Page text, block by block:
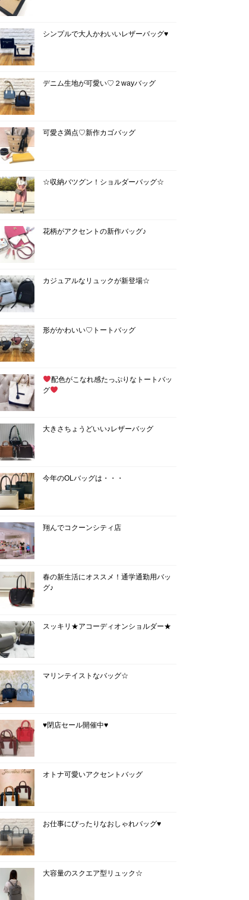
シンプルで大人かわいいレザーバッグ♥
デニム生地が可愛い♡２wayバッグ
可愛さ満点♡新作カゴバッグ
☆収納バツグン！ショルダーバッグ☆
花柄がアクセントの新作バッグ♪
カジュアルなリュックが新登場☆
形がかわいい♡トートバッグ
配色がこなれ感たっぷりなトートバッ
グ
大きさちょうどいい♪レザーバッグ
今年のOLバッグは・・・
翔んでコクーンシティ店
春の新生活にオススメ！通学通勤用バッ
グ♪
スッキリ★アコーディオンショルダー★
マリンテイストなバッグ☆
♥閉店セール開催中♥
オトナ可愛いアクセントバッグ
お仕事にぴったりなおしゃれバッグ♥
大容量のスクエア型リュック☆